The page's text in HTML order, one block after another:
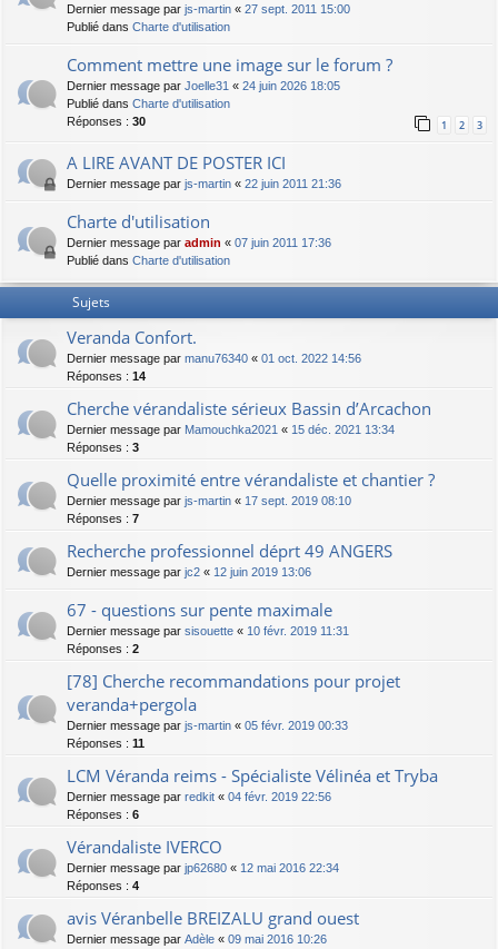
Dernier message par js-martin « 27 sept. 2011 15:00
Publié dans Charte d'utilisation
Comment mettre une image sur le forum ?
Dernier message par Joelle31 « 24 juin 2026 18:05
Publié dans Charte d'utilisation
Réponses : 30 1 2 3
A LIRE AVANT DE POSTER ICI
Dernier message par js-martin « 22 juin 2011 21:36
Charte d'utilisation
Dernier message par admin « 07 juin 2011 17:36
Publié dans Charte d'utilisation
Sujets
Veranda Confort.
Dernier message par manu76340 « 01 oct. 2022 14:56
Réponses : 14
Cherche vérandaliste sérieux Bassin d’Arcachon
Dernier message par Mamouchka2021 « 15 déc. 2021 13:34
Réponses : 3
Quelle proximité entre vérandaliste et chantier ?
Dernier message par js-martin « 17 sept. 2019 08:10
Réponses : 7
Recherche professionnel déprt 49 ANGERS
Dernier message par jc2 « 12 juin 2019 13:06
67 - questions sur pente maximale
Dernier message par sisouette « 10 févr. 2019 11:31
Réponses : 2
[78] Cherche recommandations pour projet
veranda+pergola
Dernier message par js-martin « 05 févr. 2019 00:33
Réponses : 11
LCM Véranda reims - Spécialiste Vélinéa et Tryba
Dernier message par redkit « 04 févr. 2019 22:56
Réponses : 6
Vérandaliste IVERCO
Dernier message par jp62680 « 12 mai 2016 22:34
Réponses : 4
avis Véranbelle BREIZALU grand ouest
Dernier message par Adèle « 09 mai 2016 10:26